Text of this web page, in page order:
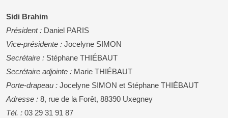
Sidi Brahim
Président : Daniel PARIS
Vice-présidente : Jocelyne SIMON
Secrétaire : Stéphane THIÉBAUT
Secrétaire adjointe : Marie THIÉBAUT
Porte-drapeau : Jocelyne SIMON et Stéphane THIÉBAUT
Adresse : 8, rue de la Forêt, 88390 Uxegney
Tél. : 03 29 31 91 87